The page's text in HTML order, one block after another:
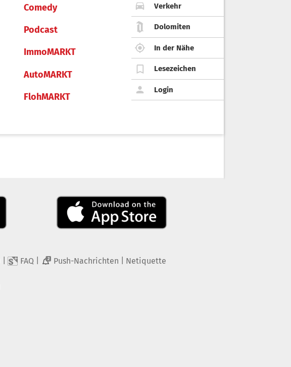
Comedy
Podcast
ImmoMARKT
AutoMARKT
FlohMARKT
Verkehr
Dolomiten
In der Nähe
Lesezeichen
Login
FAQ 2 Push-Nachrichten Netiquette